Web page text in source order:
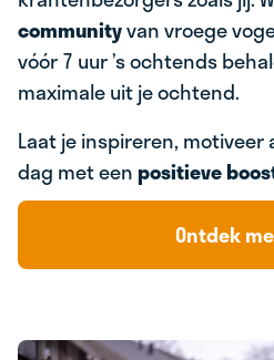
communityvan vroege
vóór 7 uur ’s ochtends
maximale uit je ochtend.
Laat je inspireren,
dag met eenpositieve
Ontdek